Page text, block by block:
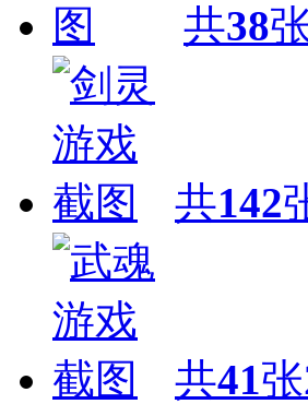
共38
共142
共41张